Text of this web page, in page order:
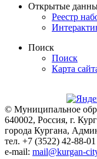
Открытые
Реестр
Поиск
Поиск
Карта
© Муниципальное
640002, Россия, г.
города Кургана,
тел. +7 (3522) 42-88-
e-mail: mail@kurgan-